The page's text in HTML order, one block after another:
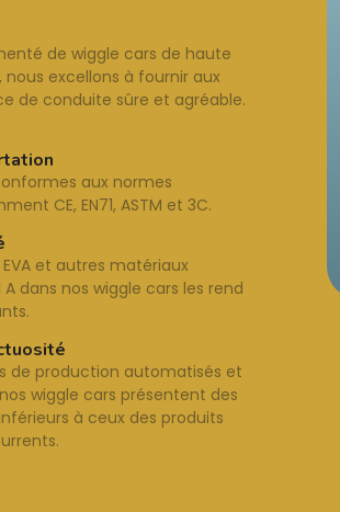
de wiggle cars de haute
excellons à fournir aux
de conduite sûre et agréable.
aux normes
CE, EN71, ASTM et 3C.
EVA et autres matériaux
dans nos wiggle cars les rend
de production automatisés et
wiggle cars présentent des
à ceux des produits